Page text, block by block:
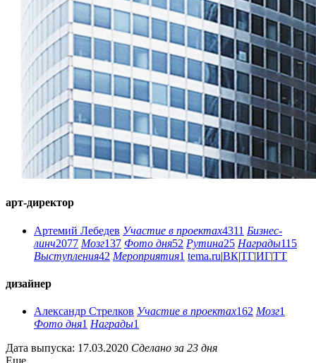
арт-директор
Артемий Лебедев Участие в проектах4311 Бизнес-
линч2077 Мозг137 Фото дня52 Рутина25 Награды115
Выступления42 Мероприятия1 tema.ru|ВК|ТГ|ИГ|ТТ
дизайнер
Александр Стрелков Участие в проектах162 Мозг1
Фото дня1 Награды1
Дата выпуска: 17.03.2020 Сделано за 23 дня